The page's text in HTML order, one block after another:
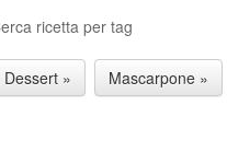
ricetta per tag
Dessert » Mascarpone »